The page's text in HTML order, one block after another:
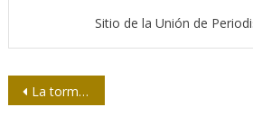
Sitio de la Unión de
Navegación
La tormenta perfecta contra Cuba en la administración Trump